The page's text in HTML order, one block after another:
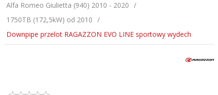
Alfa Romeo Giulietta (940) 2010 - 2020
1750TB (172,5kW) od 2010
Downpipe przelot RAGAZZON EVO LINE sportowy wydech